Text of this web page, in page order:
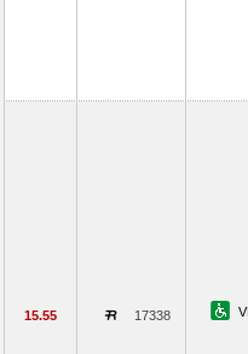
15.55 17338